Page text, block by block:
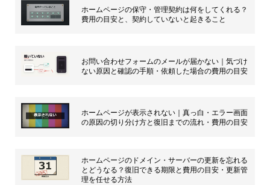
ホームページの保守・管理契約は何をしてくれる？
費用の目安と、契約していないと起きること
お問い合わせフォームのメールが届かない｜気づけ
ない原因と確認の手順・依頼した場合の費用の目安
ホームページが表示されない｜真っ白・エラー画面
の原因の切り分け方と復旧までの流れ・費用の目安
ホームページのドメイン・サーバーの更新を忘れる
とどうなる？復旧できる期限と費用の目安・更新管
理を任せる方法